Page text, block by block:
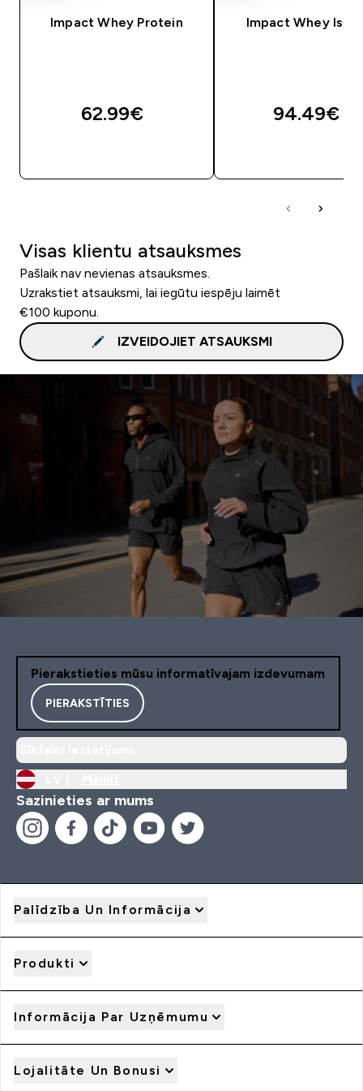
Impact Whey Protein
62.99€‎
Impact Whey
94.49€‎
Visas klientu atsauksmes
Pašlaik nav nevienas atsauksmes.
Uzrakstiet atsauksmi, lai iegūtu iespēju laimēt
€100 kuponu.
IZVEIDOJIET ATSAUKSMI
Pierakstieties mūsu informatīvajam izdevumam
PIERAKSTĪTIES
Sazinieties ar mums
Palīdzība Un Informācija
Produkti
Informācija Par Uzņēmumu
Lojalitāte Un Bonusi